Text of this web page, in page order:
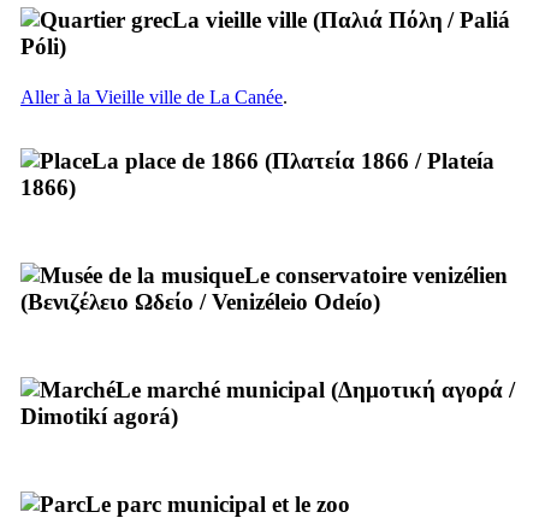
La vieille ville (Παλιά Πόλη /Paliá
Póli)
Aller à la Vieille ville de La Canée.
La place de 1866 (Πλατεία 1866 /Plateía
1866)
Le conservatoire venizélien
(Βενιζέλειο Ωδείο /Venizéleio Odeío)
Le marché municipal (Δημοτική αγορά /
Dimotikí agorá)
Le parc municipal et le zoo